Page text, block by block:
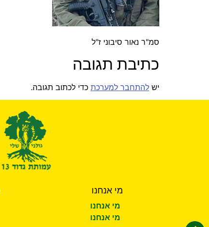
סמ"ר נאור סיבוני ז"ל
כתיבת תגובה
יש להתחבר למערכת כדי לכתוב תגובה.
מי אנחנו
מי אנחנו
מי אנחנו